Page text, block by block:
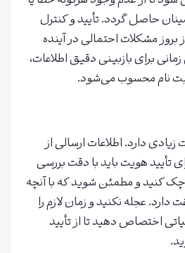
حاصل گردد. تأیید و کنترل
بروز مشکلات احتمالی در آینده
برای بازبینی دقیق اطلاعات،
نام محسوب می‌شود.
دارد. اطلاعات ارسالی از
تأیید هویت باید با دقت بررسی
کنید و مطمئن شوید که با آنچه
عجله نکنید و زمان لازم را
اختصاص دهید تا از تأیید